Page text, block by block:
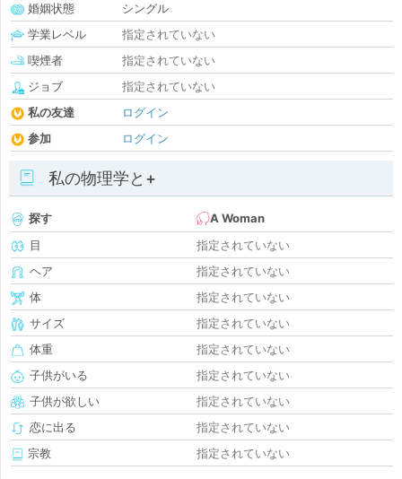
婚姻状態
シングル
学業レベル
指定されていない
喫煙者
指定されていない
ジョブ
指定されていない
私の友達
ログイン
参加
ログイン
私の物理学と+
探す
A Woman
目
指定されていない
ヘア
指定されていない
体
指定されていない
サイズ
指定されていない
体重
指定されていない
子供がいる
指定されていない
子供が欲しい
指定されていない
恋に出る
指定されていない
宗教
指定されていない